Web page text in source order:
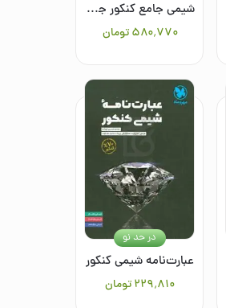
شیمی جامع کنکور جلد دوم
۵۸۰٬۷۷۰ تومان
عبارت‌نامه شیمی کنکور
۲۲۹٬۸۱۰ تومان
در حد نو